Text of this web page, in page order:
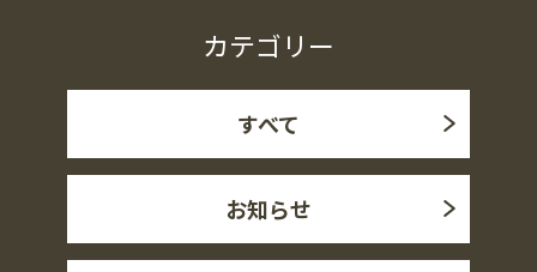
カテゴリー
すべて
お知らせ